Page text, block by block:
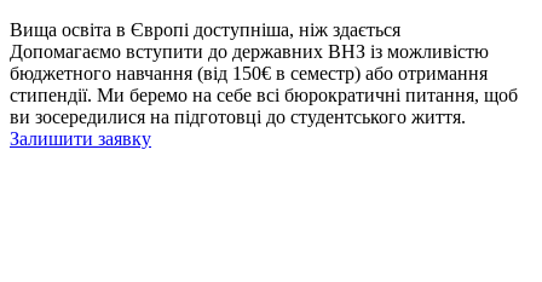
Вища освіта в Європі доступніша, ніж здається
Допомагаємо вступити до державних ВНЗ із можливістю
бюджетного навчання (від 150€ в семестр) або отримання
стипендії. Ми беремо на себе всі бюрократичні питання, щоб
ви зосередилися на підготовці до студентського життя.
Залишити заявку